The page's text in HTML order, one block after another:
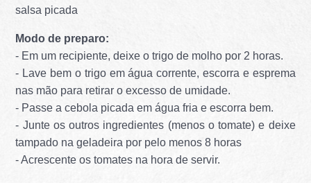
salsa picada
Modo de preparo:
- Em um recipiente, deixe o trigo de molho por 2 horas.
- Lave bem o trigo em água corrente, escorra e esprema
nas mão para retirar o excesso de umidade.
- Passe a cebola picada em água fria e escorra bem.
- Junte os outros ingredientes (menos o tomate) e deixe
tampado na geladeira por pelo menos 8 horas
- Acrescente os tomates na hora de servir.